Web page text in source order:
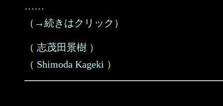
……
（→続きはクリック）
（ 志茂田景樹 ）
（ Shimoda Kageki ）